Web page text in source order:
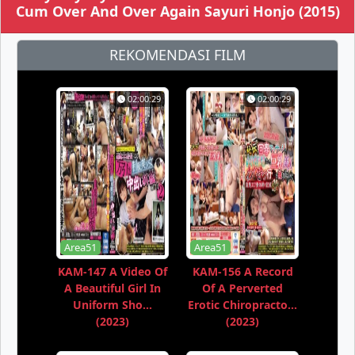
Cum Over And Over Again Sayuri Honjo (2015)
REKOMENDASI FILM
02:00:29
Area51
KAM-147 A Video Of
A Beautiful Girl In
Uniform Sho...
(2023)
02:00:29
Area51
KAM-156 A Record
Of A Perverted
Erotic Chiropracto...
(2023)